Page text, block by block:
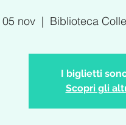
05 nov
  |
Biblioteca
I biglietti
Scopri gli